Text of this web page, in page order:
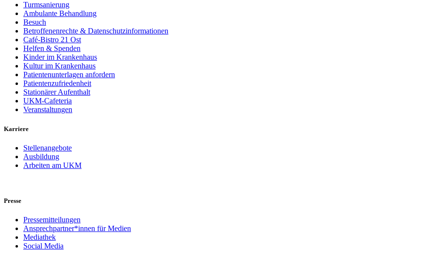
Turmsanierung
Ambulante Behandlung
Besuch
Betroffenenrechte & Datenschutzinformationen
Café-Bistro 21 Ost
Helfen & Spenden
Kinder im Krankenhaus
Kultur im Krankenhaus
Patientenunterlagen anfordern
Patientenzufriedenheit
Stationärer Aufenthalt
UKM-Cafeteria
Veranstaltungen
Karriere
Stellenangebote
Ausbildung
Arbeiten am UKM
Presse
Pressemitteilungen
Ansprechpartner*innen für Medien
Mediathek
Social Media